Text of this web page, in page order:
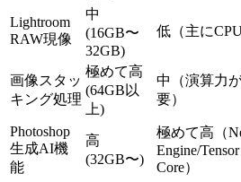
Lightroom
RAW現像
中
(16GB〜
32GB)
低（主にCPU
画像スタッ
キング処理
極めて高
(64GB以
上)
中（演算力
要）
Photoshop
生成AI機
能
高
(32GB〜)
極めて高（
Engine/Tensor
Core）